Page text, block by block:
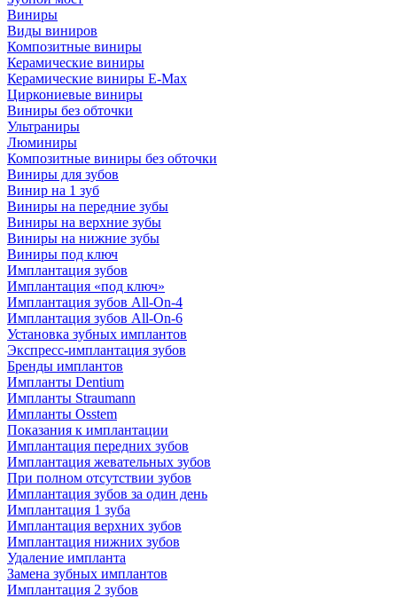
Виниры
Виды виниров
Композитные виниры
Керамические виниры
Керамические виниры E-Max
Циркониевые виниры
Виниры без обточки
Ультраниры
Люминиры
Композитные виниры без обточки
Виниры для зубов
Винир на 1 зуб
Виниры на передние зубы
Виниры на верхние зубы
Виниры на нижние зубы
Виниры под ключ
Имплантация зубов
Имплантация «под ключ»
Имплантация зубов All-On-4
Имплантация зубов All-On-6
Установка зубных имплантов
Экспресс-имплантация зубов
Бренды имплантов
Импланты Dentium
Импланты Straumann
Импланты Osstem
Показания к имплантации
Имплантация передних зубов
Имплантация жевательных зубов
При полном отсутствии зубов
Имплантация зубов за один день
Имплантация 1 зуба
Имплантация верхних зубов
Имплантация нижних зубов
Удаление импланта
Замена зубных имплантов
Имплантация 2 зубов